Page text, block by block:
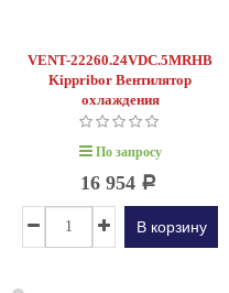
KIPPRIBOR
полная
VENT-22260.24VDC.5MRHB
Kippribor Вентилятор
охлаждения
По запросу
16 954 Р
В корзину